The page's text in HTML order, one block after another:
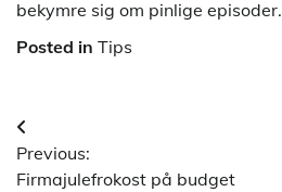
bekymre sig om pinlige episoder.
Posted in Tips
Indlægsnavigation
Previous:
Firmajulefrokost på budget